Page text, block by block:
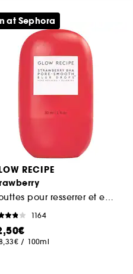
RECIPE
Gouttes pour resserrer et estomper les pores aux BHA
1164
/ 100ml
at Sephora